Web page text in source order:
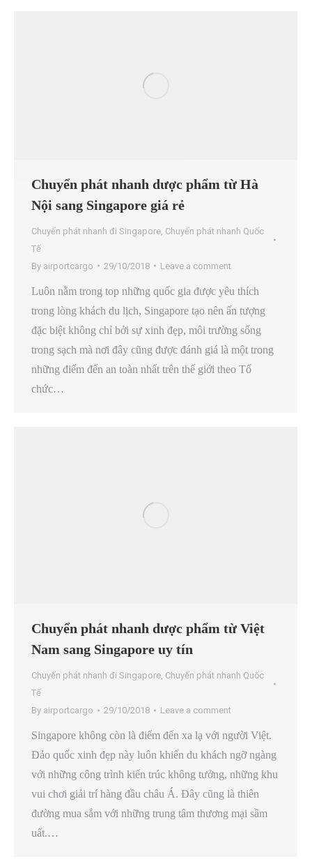
Chuyển phát nhanh dược phẩm từ Hà
Nội sang Singapore giá rẻ
Chuyển phát nhanh đi Singapore Chuyển phát nhanh Quốc
Tế
By airportcargo 29/10/2018 Leave a comment
Luôn nằm trong top những quốc gia được yêu thích
trong lòng khách du lịch, Singapore tạo nên ấn tượng
đặc biệt không chỉ bởi sự xinh đẹp, môi trường sống
trong sạch mà nơi đây cũng được đánh giá là một trong
những điểm đến an toàn nhất trên thế giới theo Tổ
chức…
Chuyển phát nhanh dược phẩm từ Việt
Nam sang Singapore uy tín
Chuyển phát nhanh đi Singapore, Chuyển phát nhanh Quốc
Tế
By airportcargo 29/10/2018 Leave a comment
Singapore không còn là điểm đến xa lạ với người Việt.
Đảo quốc xinh đẹp này luôn khiến du khách ngỡ ngàng
với những công trình kiến trúc không tưởng, những khu
vui chơi giải trí hàng đầu châu Á. Đây cũng là thiên
đường mua sắm với những trung tâm thương mại sầm
uất.…